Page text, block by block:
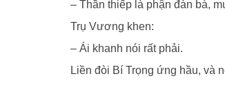
– Thần thiếp là phận đàn bà,
Trụ Vương khen:
– Ái khanh nói rất phải.
Liền đòi Bí Trọng ứng hầu, và